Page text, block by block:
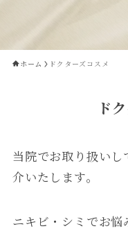
ホーム ドクターズコスメ
ド
当院でお取り扱い
介いたします。
ニキビ・シミでお